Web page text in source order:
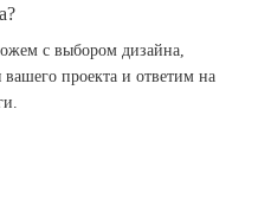
с выбором дизайна,
проекта и ответим на